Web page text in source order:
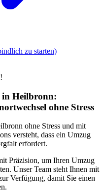
zu starten)
in Heilbronn:
ohne Stress
ohne Stress und mit
versteht, dass ein Umzug
erfordert.
Präzision, um Ihren Umzug
Unser Team steht Ihnen mit
Verfügung, damit Sie einen